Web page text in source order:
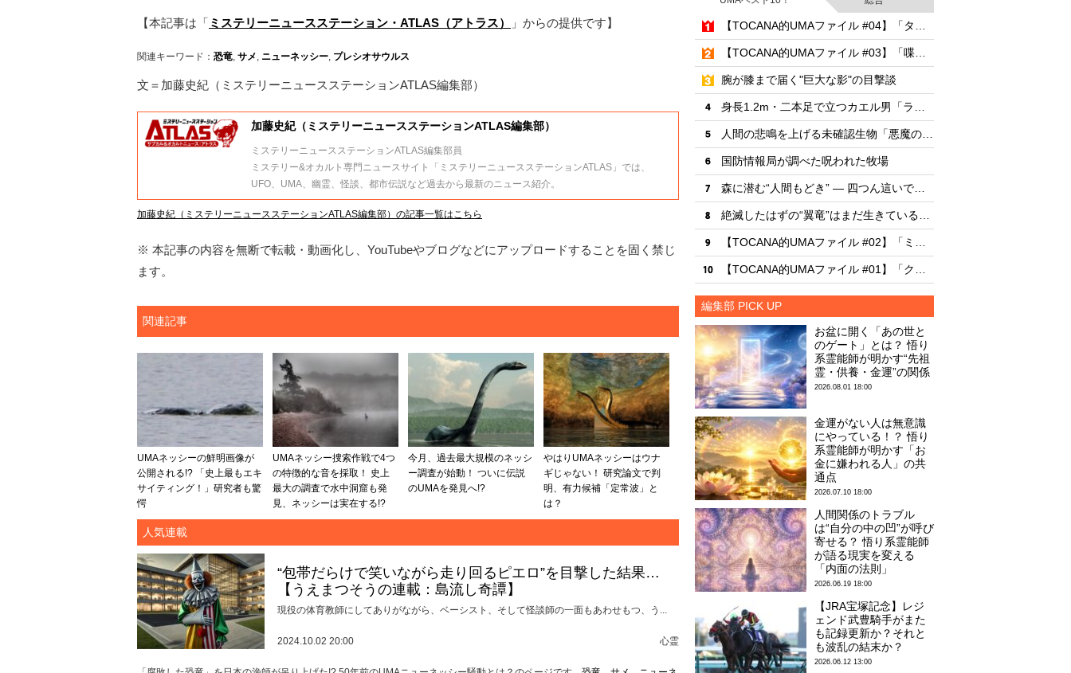
【本記事は「 ミステリーニュースステーション・ATLAS（アトラス） 」からの提供です】
関連キーワード： 恐竜, サメ, ニューネッシー, プレシオサウルス
文＝加藤史紀（ミステリーニュースステーションATLAS編集部）
加藤史紀（ミステリーニュースステーションATLAS編集部）
ミステリーニュースステーションATLAS編集部員
ミステリー&オカルト専門ニュースサイト「ミステリーニュースステーションATLAS」では、
UFO、UMA、幽霊、怪談、都市伝説など過去から最新のニュース紹介。
加藤史紀（ミステリーニュースステーションATLAS編集部）の記事一覧はこちら
※ 本記事の内容を無断で転載・動画化し、YouTubeやブログなどにアップロードすることを固く禁じ
ます。
関連記事
UMAネッシーの鮮明画像が
公開される!? 「史上最もエキ
サイティング！」研究者も驚
愕
UMAネッシー捜索作戦で4つ
の特徴的な音を採取！ 史上
最大の調査で水中洞窟も発
見、ネッシーは実在する!?
今月、過去最大規模のネッシ
ー調査が始動！ ついに伝説
のUMAを発見へ!?
やはりUMAネッシーはウナ
ギじゃない！ 研究論文で判
明、有力候補「定常波」と
は？
人気連載
“包帯だらけで笑いながら走り回るピエロ”を目撃した結果…
【うえまつそうの連載：島流し奇譚】
現役の体育教師にしてありがながら、ベーシスト、そして怪談師の一面もあわせもつ、う...
2024.10.02 20:00 心霊
・
・
・
腕が膝まで届く"巨大な影"の目撃談
・
・
・
国防情報局が調べた呪われた牧場
・
・
・
・
編集部 PICK UP
お盆に開く「あの世と
のゲート」とは？ 悟り
系霊能師が明かす“先祖
霊・供養・金運”の関係
2026.08.01 18:00
金運がない人は無意識
にやっている！？ 悟り
系霊能師が明かす「お
金に嫌われる人」の共
通点
2026.07.10 18:00
人間関係のトラブル
は“自分の中の凹”が呼び
寄せる？ 悟り系霊能師
が語る現実を変える
「内面の法則」
2026.06.19 18:00
【JRA宝塚記念】レジ
ェンド武豊騎手がまた
も記録更新か？それと
も波乱の結末か？
2026.06.12 13:00